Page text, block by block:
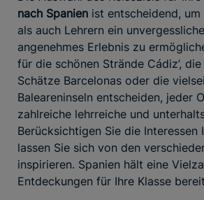
nach Spanien ist entscheidend,
als auch Lehrern ein
angenehmes Erlebnis zu
für die schönen Strände Cádiz’,
Schätze Barcelonas oder die
Baleareninseln entscheiden, jeder
zahlreiche lehrreiche und
Berücksichtigen Sie die Interessen
lassen Sie sich von den
inspirieren. Spanien hält eine
Entdeckungen für Ihre Klasse